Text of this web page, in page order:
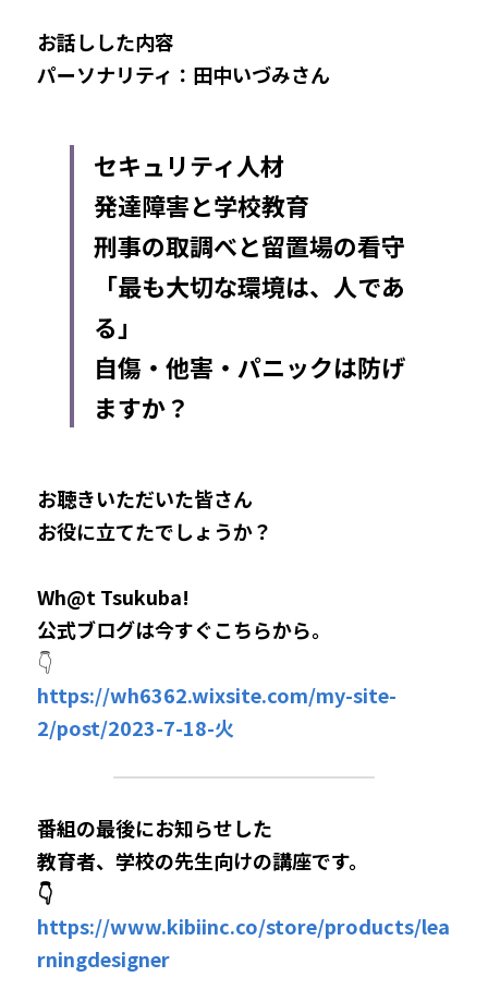
お話しした内容
パーソナリティ：田中いづみさん
セキュリティ人材
発達障害と学校教育
刑事の取調べと留置場の看守
「最も大切な環境は、人であ
る」
自傷・他害・パニックは防げ
ますか？
お聴きいただいた皆さん
お役に立てたでしょうか？
Wh@t Tsukuba!
公式ブログは今すぐこちらから。
👇
https://wh6362.wixsite.com/my-site-
2/post/2023-7-18-火
番組の最後にお知らせした
教育者、学校の先生向けの講座です。
👇
https://www.kibiinc.co/store/products/lea
rningdesigner